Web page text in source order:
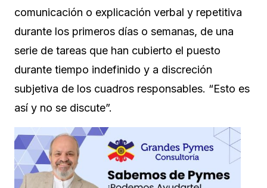
comunicación o explicación verbal y repetitiva
durante los primeros días o semanas, de una
serie de tareas que han cubierto el puesto
durante tiempo indefinido y a discreción
subjetiva de los cuadros responsables. “Esto es
así y no se discute”.